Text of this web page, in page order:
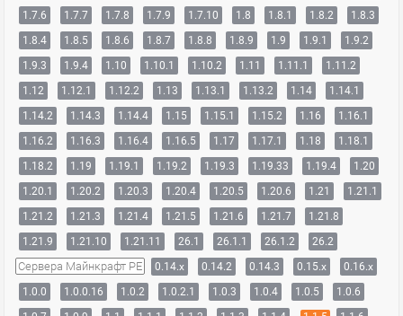
1.7.6
1.7.7 1.7.8 1.7.9 1.7.10 1.8 1.8.1 1.8.2
1.8.3
1.8.4
1.8.5 1.8.6 1.8.7 1.8.8 1.8.9 1.9 1.9.1
1.9.2
1.9.3
1.9.4 1.10 1.10.1 1.10.2 1.11 1.11.1
1.11.2
1.12
1.12.1 1.12.2 1.13 1.13.1 1.13.2 1.14
1.14.1
1.14.2
1.14.3 1.14.4 1.15 1.15.1 1.15.2 1.16
1.16.1
1.16.2
1.16.3 1.16.4 1.16.5 1.17 1.17.1 1.18
1.18.1
1.18.2
1.19 1.19.1 1.19.2 1.19.3 1.19.33 1.19.4
1.20
1.20.1
1.20.2 1.20.3 1.20.4 1.20.5 1.20.6 1.21
1.21.1
1.21.2
1.21.3 1.21.4 1.21.5 1.21.6 1.21.7
1.21.8
1.21.9
1.21.10 1.21.11 26.1 26.1.1 26.1.2 26.2
Сервера Майнкрафт PE 0.14.x 0.14.2 0.14.3 0.15.x
0.16.x
1.0.0
1.0.0.16 1.0.2 1.0.2.1 1.0.3 1.0.4 1.0.5
1.0.6